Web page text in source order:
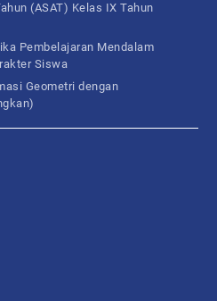
(ASAT) Kelas IX Tahun
Pembelajaran Mendalam
Siswa
Geometri dengan